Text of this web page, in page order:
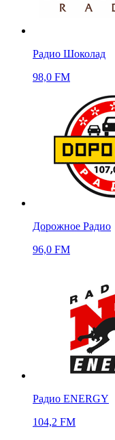
Радио Шоколад
98,0 FM
Дорожное Радио
96,0 FM
Радио ENERGY
104,2 FM